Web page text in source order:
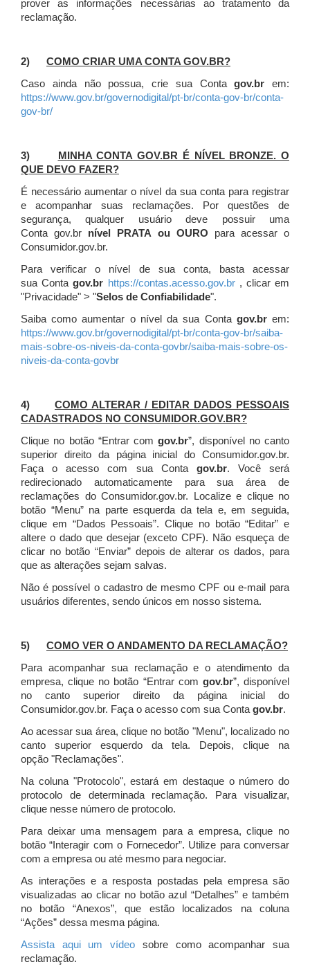
prover as informações necessárias ao tratamento da
reclamação.
2) COMO CRIAR UMA CONTA GOV.BR?
Caso ainda não possua, crie sua Contagov.br em:
https://www.gov.br/governodigital/pt-br/conta-gov-br/conta-
gov-br/
3)
MINHA CONTA GOV.BR É NÍVEL BRONZE. O
QUE DEVO FAZER?
É necessário aumentar o nível da sua conta para registrar
e acompanhar suas reclamações. Por questões de
segurança, qualquer usuário deve possuir uma
Conta gov.br nível PRATA ou OURO para acessar o
Consumidor.gov.br.
Para verificar o nível de sua conta, basta acessar
sua Contagov.br https://contas.acesso.gov.br, clicar em
"Privacidade" > "Selos de Confiabilidade".
Saiba como aumentar o nível da sua Conta gov.brem:
https://www.gov.br/governodigital/pt-br/conta-gov-br/saiba-
mais-sobre-os-niveis-da-conta-govbr/saiba-mais-sobre-os-
niveis-da-conta-govbr
4) COMO ALTERAR / EDITAR DADOS PESSOAIS
CADASTRADOS NO CONSUMIDOR.GOV.BR?
Clique no botão “Entrar comgov.br”, disponível no canto
superior direito da página inicial do Consumidor.gov.br.
Faça o acesso com sua Conta gov.br. Você será
redirecionado automaticamente para sua área de
reclamações do Consumidor.gov.br.
Localize e clique no
botão “Menu” na parte esquerda da tela e, em seguida,
clique em “Dados Pessoais”. Clique no botão “Editar” e
altere o dado que desejar (exceto CPF). Não esqueça de
clicar no botão “Enviar” depois de alterar os dados, para
que as alterações sejam salvas.
Não é possível o cadastro de mesmo CPF ou e-mail para
usuários diferentes, sendo únicos em nosso sistema.
5) COMO VER O ANDAMENTO DA RECLAMAÇÃO?
Para acompanhar sua reclamação e o atendimento da
empresa, clique no botão “Entrar com gov.br”, disponível
no canto superior direito da página inicial do
Consumidor.gov.br. Faça o acesso com sua Contagov.br.
Ao acessar sua área, clique no botão "Menu", localizado no
canto superior esquerdo da tela. Depois, clique na
opção "Reclamações".
Na coluna "Protocolo", estará em destaque o número do
protocolo de determinada reclamação. Para visualizar,
clique nesse número de protocolo.
Para deixar uma mensagem para a empresa, clique no
botão “Interagir com o Fornecedor”. Utilize para conversar
com a empresa ou até mesmo para negociar.
As interações e a resposta postadas pela empresa são
visualizadas ao clicar no botão azul “Detalhes” e também
no botão “Anexos”, que estão localizados na coluna
“Ações” dessa mesma página.
Assista aqui um vídeo sobre como acompanhar sua
reclamação.